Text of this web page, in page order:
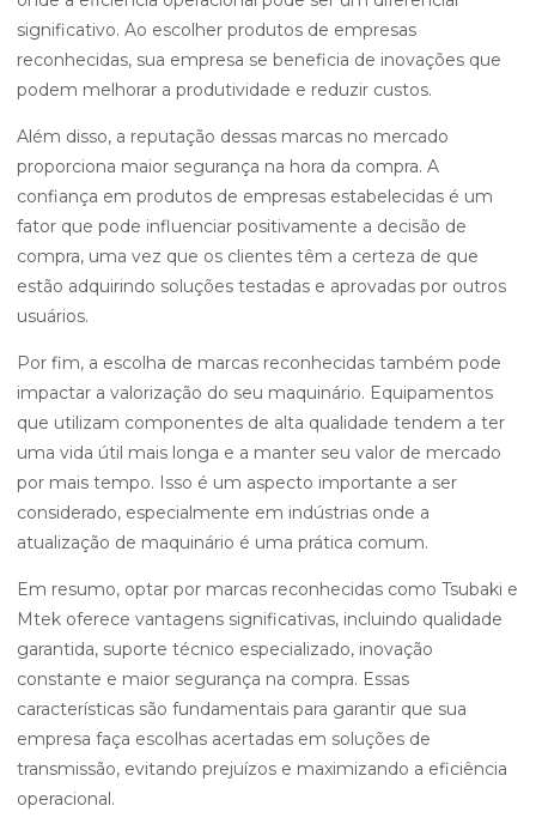
significativo. Ao escolher produtos de empresas
reconhecidas, sua empresa se beneficia de inovações que
podem melhorar a produtividade e reduzir custos.
Além disso, a reputação dessas marcas no mercado
proporciona maior segurança na hora da compra. A
confiança em produtos de empresas estabelecidas é um
fator que pode influenciar positivamente a decisão de
compra, uma vez que os clientes têm a certeza de que
estão adquirindo soluções testadas e aprovadas por outros
usuários.
Por fim, a escolha de marcas reconhecidas também pode
impactar a valorização do seu maquinário. Equipamentos
que utilizam componentes de alta qualidade tendem a ter
uma vida útil mais longa e a manter seu valor de mercado
por mais tempo. Isso é um aspecto importante a ser
considerado, especialmente em indústrias onde a
atualização de maquinário é uma prática comum.
Em resumo, optar por marcas reconhecidas como Tsubaki e
Mtek oferece vantagens significativas, incluindo qualidade
garantida, suporte técnico especializado, inovação
constante e maior segurança na compra. Essas
características são fundamentais para garantir que sua
empresa faça escolhas acertadas em soluções de
transmissão, evitando prejuízos e maximizando a eficiência
operacional.